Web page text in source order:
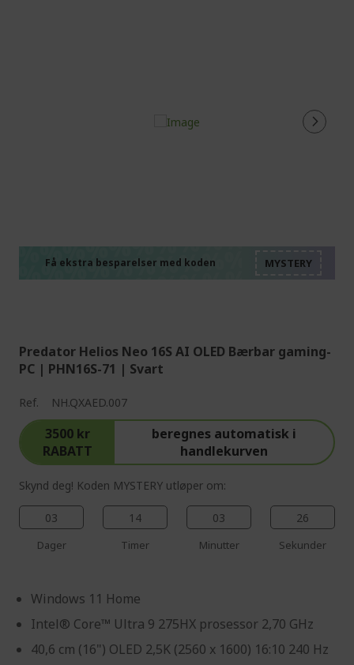
Få ekstra besparelser med koden
Predator Helios Neo 16S AI OLED Bærbar gaming-
PC | PHN16S-71 | Svart
Ref. NH.QXAED.007
3500 kr
RABATT
beregnes automatisk i
handlekurven
Skynd deg! Koden MYSTERY utløper om:
03
Dager
14
Timer
03
Minutter
25
Sekunder
Windows 11 Home
Intel® Core™ Ultra 9 275HX prosessor 2,70 GHz
40,6 cm (16") OLED 2,5K (2560 x 1600) 16:10 240 Hz